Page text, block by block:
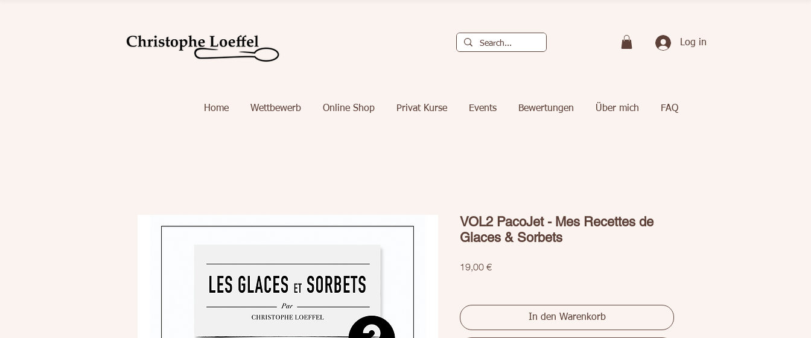
Log in
Home Wettbewerb Online Shop Privat Kurse Events Bewertungen Über mich FAQ
VOL2 PacoJet - Mes Recettes de
Glaces & Sorbets
19,00 €Preis
In den Warenkorb